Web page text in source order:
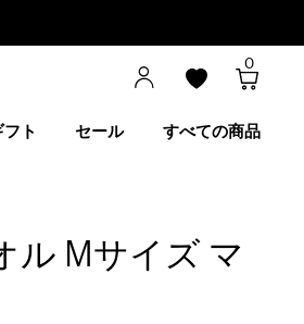
0
フト セール すべての商品
ル Mサイズ マ